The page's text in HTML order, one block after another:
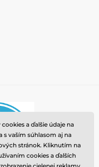
a ďalšie údaje na
s vaším súhlasom aj na
stránok. Kliknutím na
cookies a ďalších